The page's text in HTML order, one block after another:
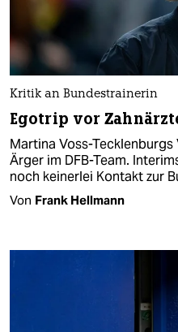
Kritik an Bundestrainerin
Egotrip vor
Martina Voss-
Ärger im DFB-Team.
noch keinerlei Kontakt zur
Von Frank Hellmann